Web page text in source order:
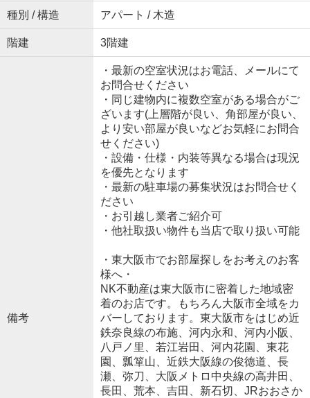
種別 / 構造 アパート / 木造
階建 3階建
備考
・最新の空室状況はお電話、メールにて
お問合せください
・同じ建物内に複数空室がある場合がご
ざいます(上層階が良い、角部屋が良い、
より安い部屋が良いなどお気軽にお問合
せください)
・設備・仕様・内装等異なる場合は現況
を優先となります
・最新の駐車場の募集状況はお問合せく
ださい
・お引越し業者ご紹介可
・他社取扱い物件も当店で取り扱い可能
・東大阪市でお部屋探しをお考えのお客
様へ・
NK不動産は東大阪市に密着した地域密
着のお店です。もちろん大阪市全域をカ
バーしております。東大阪市をはじめ近
鉄奈良線の布施、河内永和、河内小阪、
八戸ノ里、若江岩田、河内花園、東花
園、瓢箪山、近鉄大阪線の俊徳道、長
瀬、弥刀、大阪メトロ中央線の高井田、
長田、荒本、吉田、新石切、JRおおさか